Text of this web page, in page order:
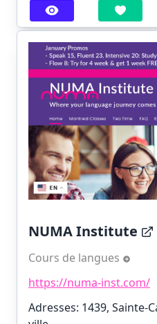
NUMA Institute
Cours de langues
https://numa-inst.com/
Adresses: 1439, Sainte-